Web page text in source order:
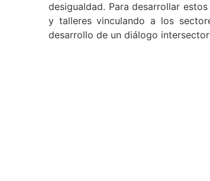
desigualdad. Para desarrollar
y talleres vinculando a los
desarrollo de un diálogo